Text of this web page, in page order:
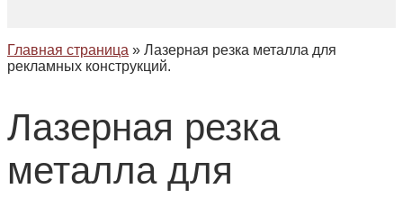
Главная страница » Лазерная резка металла для
рекламных конструкций.
Лазерная резка
металла для